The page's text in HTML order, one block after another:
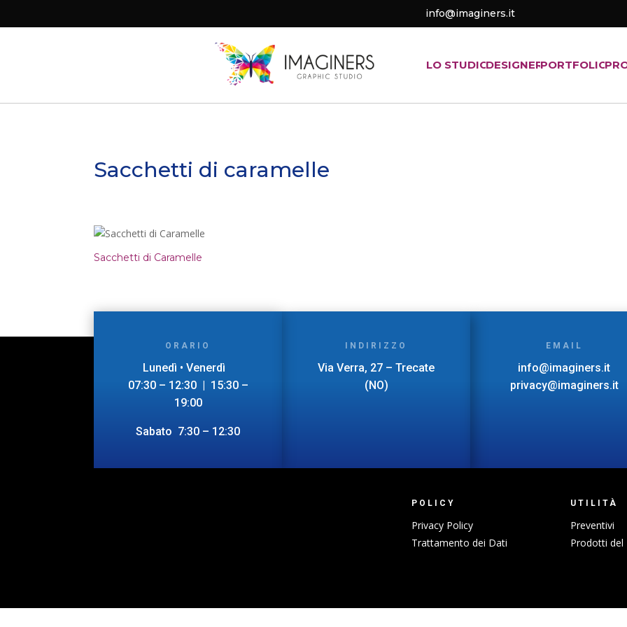
info@imaginers.it
LO STUDIODESIGNERPORTFOLIO
Sacchetti di caramelle
Sacchetti di Caramelle
ORARIO
Lunedì • Venerdì
07:30 – 12:30 | 15:30 –
19:00
Sabato 7:30 – 12:30
INDIRIZZO
Via Verra, 27 – Trecate
(NO)
EMAIL
info@imaginers.it
privacy@imaginers.it
POLICY
Privacy Policy
Trattamento dei Dati
UTILITÀ
Preventivi
Prodotti del